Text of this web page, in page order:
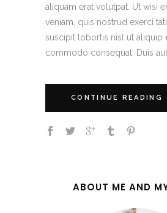
aliquam erat volutpat. Ut wisi
veniam, quis nostrud exerci
suscipit lobortis nisl ut aliquip
commodo consequat. Duis
CONTINUE READING
ABOUT ME AND